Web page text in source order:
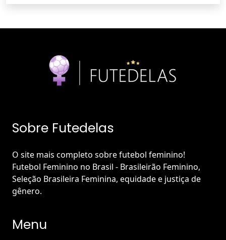
Sobre Futedelas
O site mais completo sobre futebol feminino!
Futebol Feminino no Brasil - Brasileirão Feminino,
Seleção Brasileira Feminina, equidade e justiça de
gênero.
Menu